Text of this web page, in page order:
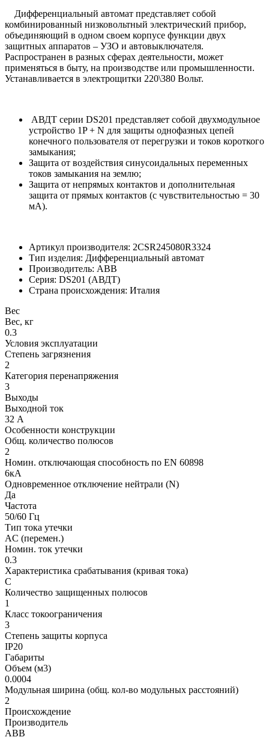
Дифференциальный автомат представляет собой
комбинированный низковольтный электрический прибор,
объединяющий в одном своем корпусе функции двух
защитных аппаратов – УЗО и автовыключателя.
Распространен в разных сферах деятельности, может
применяться в быту, на производстве или промышленности.
Устанавливается в электрощитки 220\380 Вольт.
АВДТ серии DS201 представляет собой двухмодульное
устройство 1P + N для защиты однофазных цепей
конечного пользователя от перегрузки и токов короткого
замыкания;
Защита от воздействия синусоидальных переменных
токов замыкания на землю;
Защита от непрямых контактов и дополнительная
защита от прямых контактов (с чувствительностью = 30
мА).
Артикул производителя: 2CSR245080R3324
Тип изделия: Дифференциальный автомат
Производитель: ABB
Серия: DS201 (АВДТ)
Страна происхождения: Италия
Вес
Вес, кг
0.3
Условия эксплуатации
Степень загрязнения
2
Категория перенапряжения
3
Выходы
Выходной ток
32 А
Особенности конструкции
Общ. количество полюсов
2
Номин. отключающая способность по EN 60898
6кА
Одновременное отключение нейтрали (N)
Да
Частота
50/60 Гц
Тип тока утечки
AC (перемен.)
Номин. ток утечки
0.3
Характеристика срабатывания (кривая тока)
С
Количество защищенных полюсов
1
Класс токоограничения
3
Степень защиты корпуса
IP20
Габариты
Объем (м3)
0.0004
Модульная ширина (общ. кол-во модульных расстояний)
2
Происхождение
Производитель
ABB